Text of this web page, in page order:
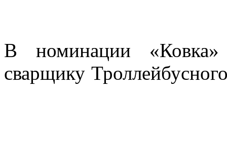
В номинации
сварщику